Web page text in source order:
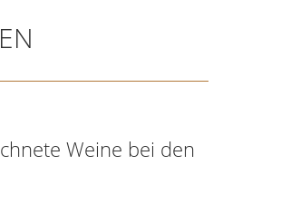
Weine bei den